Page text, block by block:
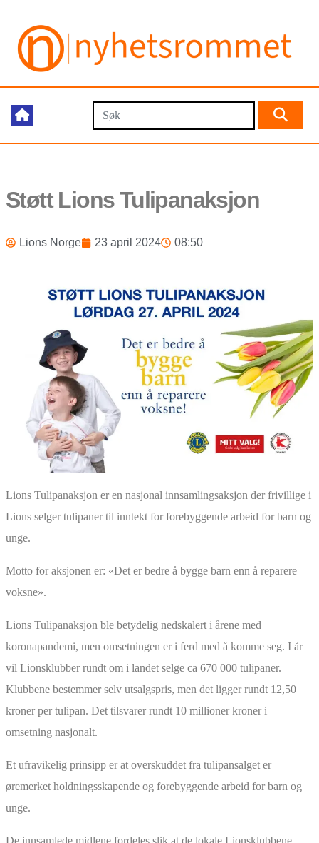
Støtt Lions Tulipanaksjon
Lions Norge 23 april 2024 08:50
Lions Tulipanaksjon er en nasjonal innsamlingsaksjon der frivillige i
Lions selger tulipaner til inntekt for forebyggende arbeid for barn og
unge.
Motto for aksjonen er: «Det er bedre å bygge barn enn å reparere
voksne».
Lions Tulipanaksjon ble betydelig nedskalert i årene med
koronapandemi, men omsetningen er i ferd med å komme seg. I år
vil Lionsklubber rundt om i landet selge ca 670 000 tulipaner.
Klubbene bestemmer selv utsalgspris, men det ligger rundt 12,50
kroner per tulipan. Det tilsvarer rundt 10 millioner kroner i
omsetning nasjonalt.
Et ufravikelig prinsipp er at overskuddet fra tulipansalget er
øremerket holdningsskapende og forebyggende arbeid for barn og
unge.
De innsamlede midlene fordeles slik at de lokale Lionsklubbene